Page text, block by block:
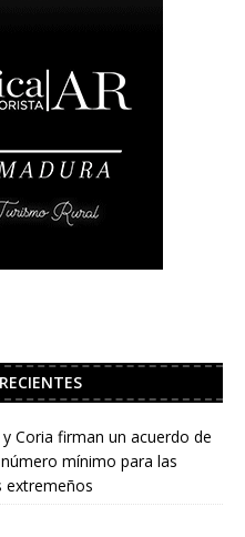
Coria firman un acuerdo de
mínimo para las
extremeños